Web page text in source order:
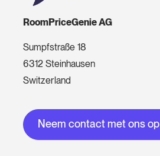
RoomPriceGenie AG
Sumpfstraße 18
6312 Steinhausen
Switzerland
Neem contact met ons op